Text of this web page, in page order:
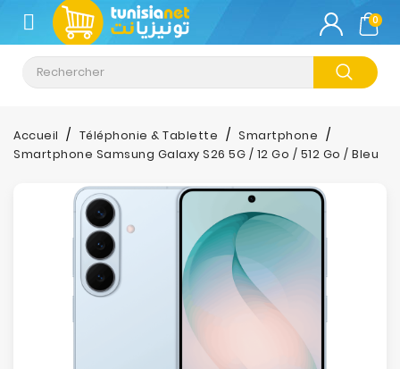
CATÉGORIE
Climatisation
Informatique
Tablette
Impression
Stockage
0
Accueil Téléphonie & Tablette
Smartphone
Smartphone Samsung Galaxy S26 5G / 12 Go / 512 Go / Bleu